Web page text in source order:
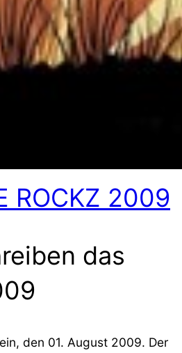
ROCKZ 2009
das
den 01. August 2009. Der